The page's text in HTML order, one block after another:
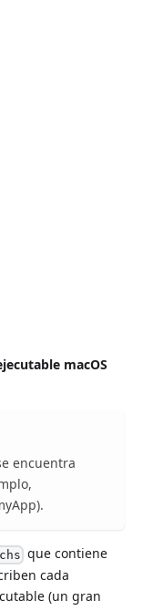
macOS
encuentra
que contiene
cada
(un gran